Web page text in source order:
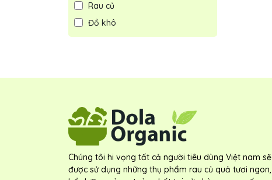
Rau củ
Đồ khô
Chúng tôi hi vọng tất cả người tiêu dùng Việt nam sẽ
được sử dụng những thụ phẩm rau củ quả tươi ngon,